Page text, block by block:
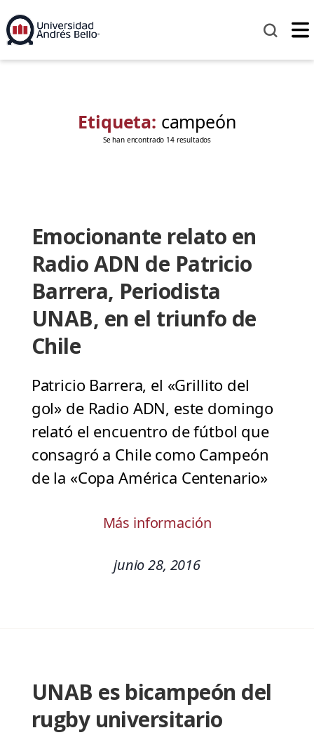
Etiqueta: campeón
Se han encontrado 14 resultados
Emocionante relato en
Radio ADN de Patricio
Barrera, Periodista
UNAB, en el triunfo de
Chile
Patricio Barrera, el «Grillito del
gol» de Radio ADN, este domingo
relató el encuentro de fútbol que
consagró a Chile como Campeón
de la «Copa América Centenario»
Más información
junio 28, 2016
UNAB es bicampeón del
rugby universitario